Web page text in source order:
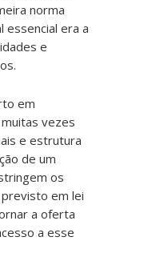
norma
essencial era a
e
em
vezes
e estrutura
de um
os
em lei
a oferta
a esse